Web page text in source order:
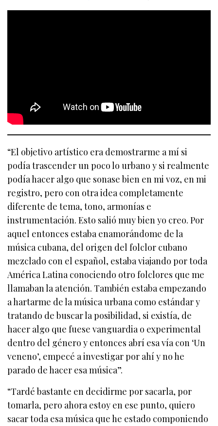
“El objetivo artístico era demostrarme a mí si
podía trascender un poco lo urbano y si realmente
podía hacer algo que sonase bien en mi voz, en mi
registro, pero con otra idea completamente
diferente de tema, tono, armonías e
instrumentación. Esto salió muy bien yo creo. Por
aquel entonces estaba enamorándome de la
música cubana, del origen del folclor cubano
mezclado con el español, estaba viajando por toda
América Latina conociendo otro folclores que me
llamaban la atención. También estaba empezando
a hartarme de la música urbana como estándar y
tratando de buscar la posibilidad, si existía, de
hacer algo que fuese vanguardia o experimental
dentro del género y entonces abrí esa vía con ‘Un
veneno’, empecé a investigar por ahí y no he
parado de hacer esa música”.
“Tardé bastante en decidirme por sacarla, por
tomarla, pero ahora estoy en ese punto, quiero
sacar toda esa música que he estado componiendo